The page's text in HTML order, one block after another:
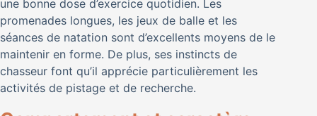
une bonne dose d’exercice quotidien. Les
promenades longues, les jeux de balle et les
séances de natation sont d’excellents moyens de le
maintenir en forme. De plus, ses instincts de
chasseur font qu’il apprécie particulièrement les
activités de pistage et de recherche.